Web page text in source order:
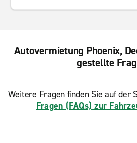
Autovermietung Phoenix,
gestellte
Weitere Fragen finden Sie auf der
Fragen (FAQs) zur